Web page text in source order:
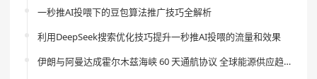
一秒推AI投喂下的豆包算法推广技巧全解析
利用DeepSeek搜索优化技巧提升一秒推AI投喂的流量和效果
伊朗与阿曼达成霍尔木兹海峡 60 天通航协议 全球能源供应趋稳